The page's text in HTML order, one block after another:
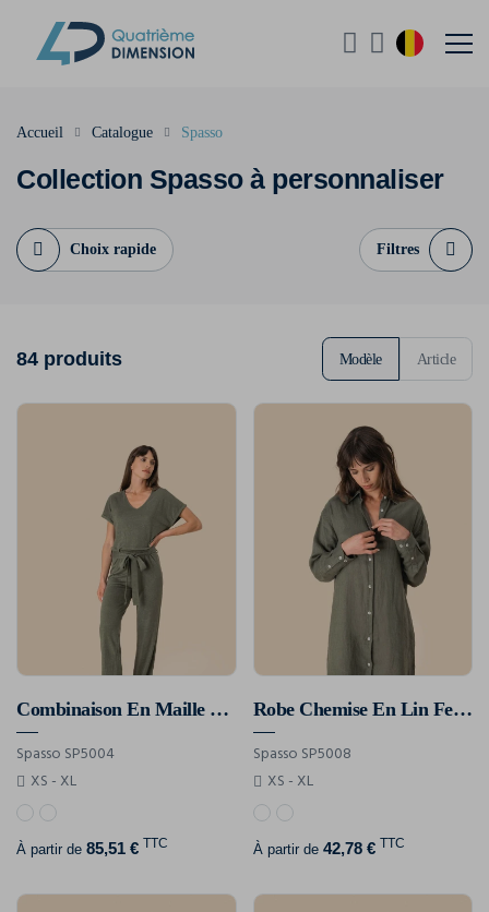
Collection Spasso à personnaliser
Accueil Catalogue Spasso
Choix rapide Filtres
84 produits Modèle Article
Combinaison En Maille Manches Courtes En Lin Femme
Spasso SP5004
XS - XL
À partir de 85,51 € TTC
Robe Chemise En Lin Femme
Spasso SP5008
XS - XL
À partir de 42,78 € TTC